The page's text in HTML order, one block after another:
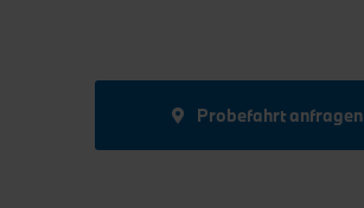
Probefahrt anfragen